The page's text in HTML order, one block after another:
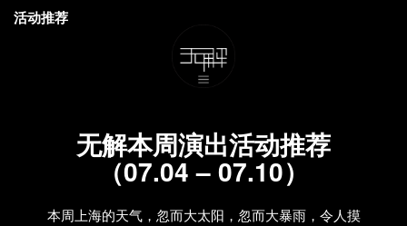
无解本周演出活动推荐
（07.04 – 07.10）
本周上海的天气，忽而大太阳，忽而大暴雨，令人摸
活动推荐